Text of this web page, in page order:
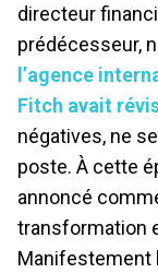
directeur
prédécesseur,
l’agence
Fitch avait
négatives, ne
poste. À cette
annoncé
transformation
Manifestement